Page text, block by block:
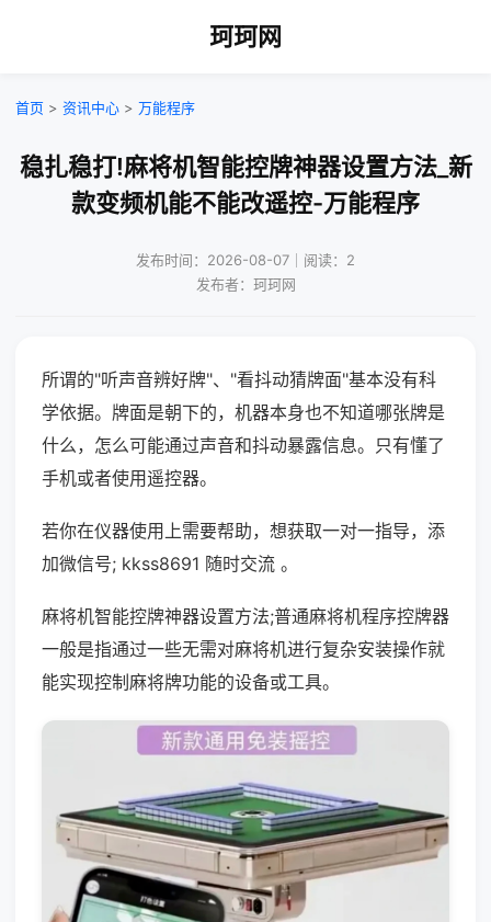
珂珂网
首页 > 资讯中心 > 万能程序
稳扎稳打!麻将机智能控牌神器设置方法_新
款变频机能不能改遥控-万能程序
发布时间：2026-08-07｜阅读：2
发布者：珂珂网
所谓的"听声音辨好牌"、"看抖动猜牌面"基本没有科
学依据。牌面是朝下的，机器本身也不知道哪张牌是
什么，怎么可能通过声音和抖动暴露信息。只有懂了
手机或者使用遥控器。
若你在仪器使用上需要帮助，想获取一对一指导，添
加微信号; kkss8691 随时交流 。
麻将机智能控牌神器设置方法;普通麻将机程序控牌器
一般是指通过一些无需对麻将机进行复杂安装操作就
能实现控制麻将牌功能的设备或工具。